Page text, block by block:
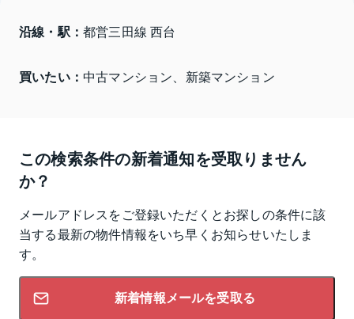
沿線・駅： 都営三田線 西台
買いたい： 中古マンション、新築マンション
この検索条件の新着通知を受取りません
か？
メールアドレスをご登録いただくとお探しの条件に該
当する最新の物件情報をいち早くお知らせいたしま
す。
新着情報メールを受取る